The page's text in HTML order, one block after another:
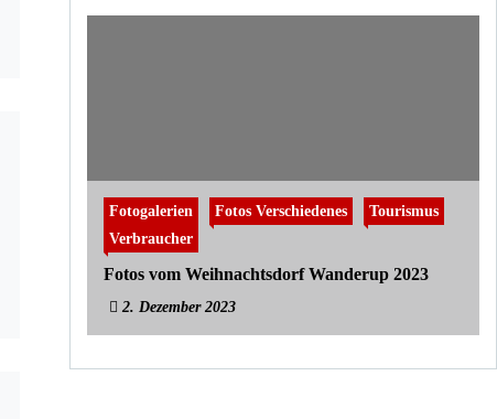
Fotogalerien Fotos Verschiedenes
Tourismus
Verbraucher
Fotos vom Weihnachtsdorf Wanderup 2023
2. Dezember 2023